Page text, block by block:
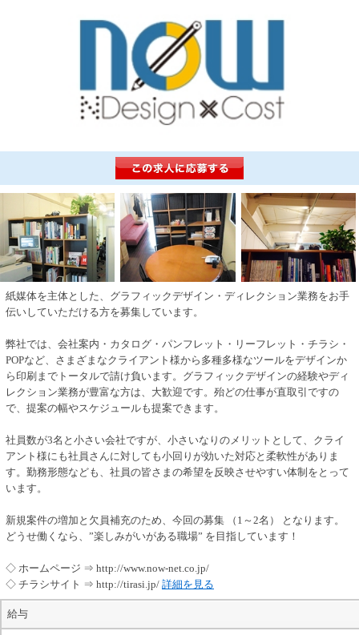
紙媒体を主体とした、グラフィックデザイン・ディレクション業務をお手
伝いしていただける方を募集しています。
弊社では、会社案内・カタログ・パンフレット・リーフレット・チラシ・
POPなど、さまざまなクライアント様から多種多様なツールをデザインか
ら印刷までトータルで請け負います。グラフィックデザインの経験やディ
レクション業務が豊富な方は、大歓迎です。殆どの仕事が直取引ですの
で、提案の幅やスケジュールも提案できます。
社員数が3名と小さい会社ですが、小さいなりのメリットとして、クライ
アント様にも社員さんに対しても小回りが効いた対応と柔軟性がありま
す。勤務形態なども、社員の皆さまの希望を反映させやすい体制をとって
います。
新規案件の増加と欠員補充のため、今回の募集 （1～2名） となります。
どうせ働くなら、”楽しみがいがある職場” を目指しています！
◇ ホームページ ⇒ http://www.now-net.co.jp/
◇ チラシサイト ⇒ http://tirasi.jp/ 詳細を見る
給与